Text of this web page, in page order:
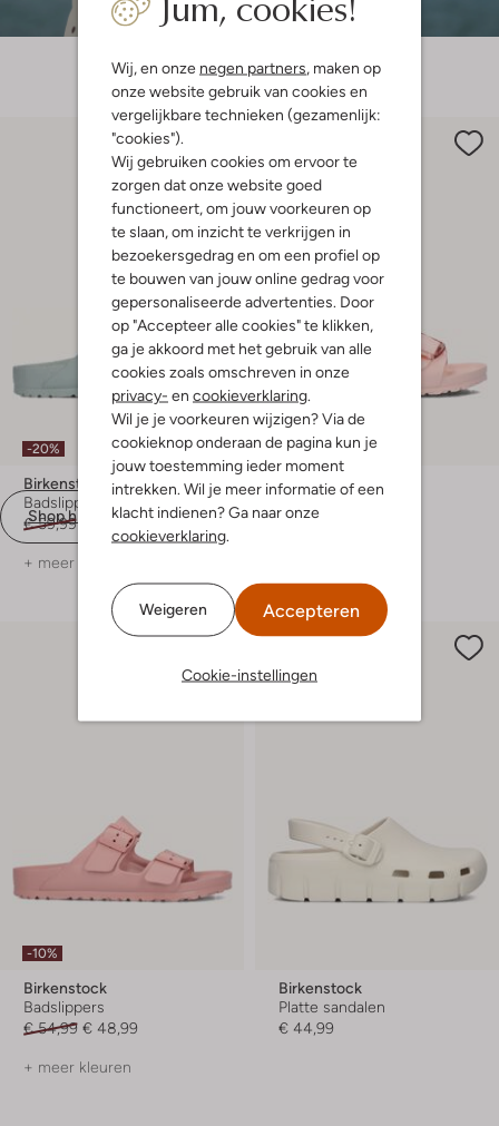
Wij, en onze negen partners , maken op
onze website gebruik van cookies en
vergelijkbare technieken (gezamenlijk:
"cookies").
Wij gebruiken cookies om ervoor te
zorgen dat onze website goed
functioneert, om jouw voorkeuren op
te slaan, om inzicht te verkrijgen in
bezoekersgedrag en om een profiel op
te bouwen van jouw online gedrag voor
gepersonaliseerde advertenties. Door
op "Accepteer alle cookies" te klikken,
ga je akkoord met het gebruik van alle
cookies zoals omschreven in onze
privacy- en cookieverklaring
Wil je je voorkeuren wijzigen? Via de
cookieknop onderaan de pagina kun je
jouw toestemming ieder moment
intrekken. Wil je meer informatie of een
klacht indienen? Ga naar onze
cookieverklaring
Weigeren Accepteren
Cookie-instellingen
Shop hier
-20%
Birkenstock
Badslippers
€ 59,99
€ 47,99
+ meer kleuren
-10%
Birkenstock
€ 59,99
-10%
Birkenstock
Badslippers
€ 54,99 € 48,99
+ meer kleuren
Birkenstock
Platte sandalen
€ 44,99